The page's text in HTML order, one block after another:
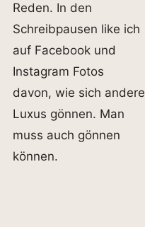
Reden. In den
Schreibpausen like ich
auf Facebook und
Instagram Fotos
davon, wie sich andere
Luxus gönnen. Man
muss auch gönnen
können.